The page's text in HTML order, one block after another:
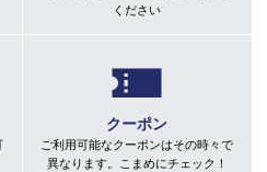
ください
クーポン
ご利用可能なクーポンはその時々で
異なります。こまめにチェック！